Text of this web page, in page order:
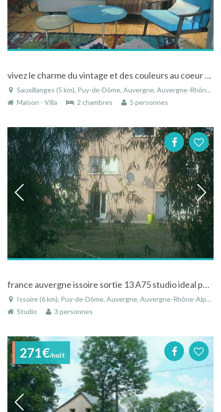
vivez le charme du vintage et des couleurs au coeur de l'Auvergne
Sauxillanges (5 km), Puy-de-Dôme, Auvergne, Auvergne-Rhône-Alpes, France
Maison - Villa
2 chambres 5 personnes
france auvergne issoire sortie 13 A75 studio ideal pour balades moto etape pour cote mediteranéenne
Issoire (6 km), Puy-de-Dôme, Auvergne, Auvergne-Rhône-Alpes, France
Studio
3 personnes
271€/nuit